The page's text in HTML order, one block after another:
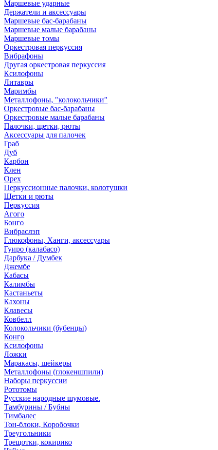
Маршевые ударные
Держатели и аксессуары
Маршевые бас-барабаны
Маршевые малые барабаны
Маршевые томы
Оркестровая перкуссия
Вибрафоны
Другая оркестровая перкуссия
Ксилофоны
Литавры
Маримбы
Металлофоны, "колокольчики"
Оркестровые бас-барабаны
Оркестровые малые барабаны
Палочки, щетки, рюты
Аксессуары для палочек
Граб
Дуб
Карбон
Клен
Орех
Перкуссионные палочки, колотушки
Щетки и рюты
Перкуссия
Агого
Бонго
Вибраслэп
Глюкофоны, Ханги, аксессуары
Гуиро (калабасо)
Дарбука / Думбек
Джембе
Кабасы
Калимбы
Кастаньеты
Кахоны
Клавесы
Ковбелл
Колокольчики (бубенцы)
Конго
Ксилофоны
Ложки
Маракасы, шейкеры
Металлофоны (глокеншпили)
Наборы перкуссии
Рототомы
Русские народные шумовые.
Тамбурины / Бубны
Тимбалес
Тон-блоки, Коробочки
Треугольники
Трещотки, кокирико